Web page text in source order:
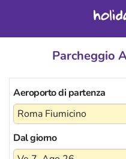
Parcheggio
Aeroporto di partenza
Dal giorno